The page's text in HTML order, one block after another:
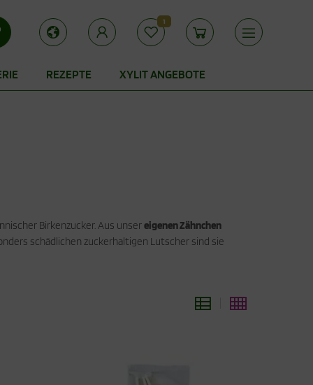
1
REZEPTE XYLIT ANGEBOTE
Birkenzucker. Aus unsereigenen Zähnchen
schädlichen zuckerhaltigen Lutscher sind sie